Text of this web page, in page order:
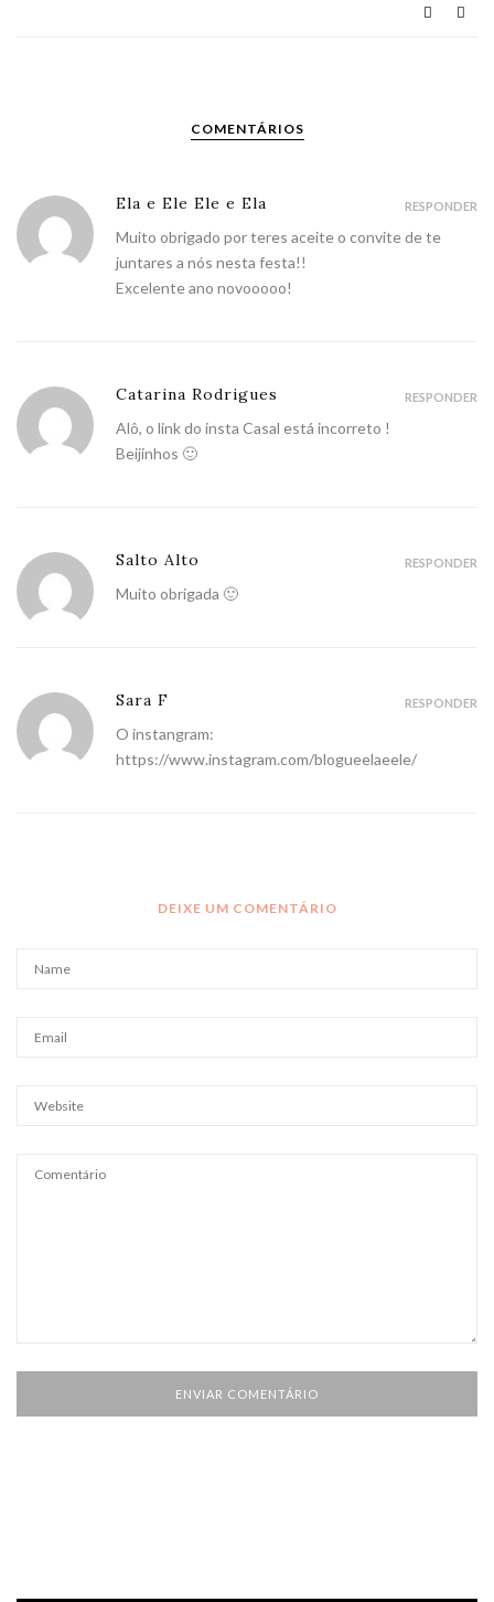
COMENTÁRIOS
Ela e Ele Ele e Ela
Muito obrigado por teres aceite o convite de te
juntares a nós nesta festa!!
Excelente ano novooooo!
RESPONDER
Catarina Rodrigues
Alô, o link do insta Casal está incorreto !
Beijinhos 🙂
RESPONDER
Salto Alto
Muito obrigada 🙂
RESPONDER
Sara F
O instangram:
https://www.instagram.com/blogueelaeele/
RESPONDER
DEIXE UM COMENTÁRIO